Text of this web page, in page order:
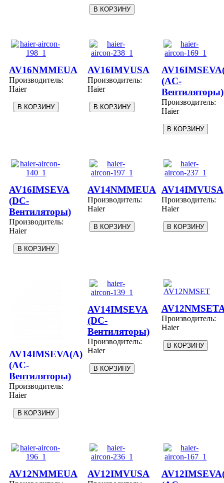
AV16NMMEUA
Производитель:
Haier
AV16IMVUSA
Производитель:
Haier
(AC-
Вентиляторы)
Производитель:
Haier
AV16IMSEVA
(DC-
Вентиляторы)
Производитель:
Haier
AV14NMMEUA
Производитель:
Haier
AV14IMVUSA
Производитель:
Haier
AV14IMSEVA(A)
(AC-
Вентиляторы)
Производитель:
Haier
AV14IMSEVA
(DC-
Вентиляторы)
Производитель:
Haier
Производитель:
Haier
AV12NMMEUA AV12IMVUSA